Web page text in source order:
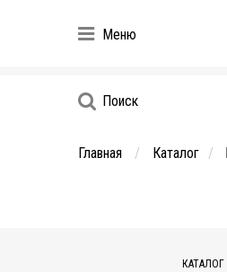
Меню
Поиск
Главная Каталог
КАТАЛОГ